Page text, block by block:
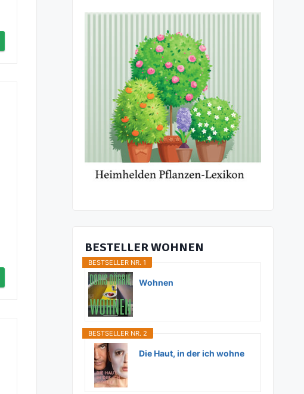
BESTELLER WOHNEN
BESTSELLER NR. 1
Wohnen
BESTSELLER NR. 2
Die Haut, in der ich wohne